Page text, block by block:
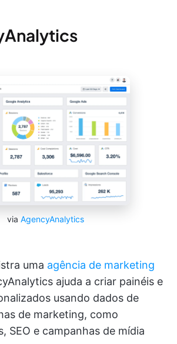
via AgencyAnalytics
uma agência de marketing
ajuda a criar painéis e
usando dados de
de marketing, como
SEO e campanhas de mídia